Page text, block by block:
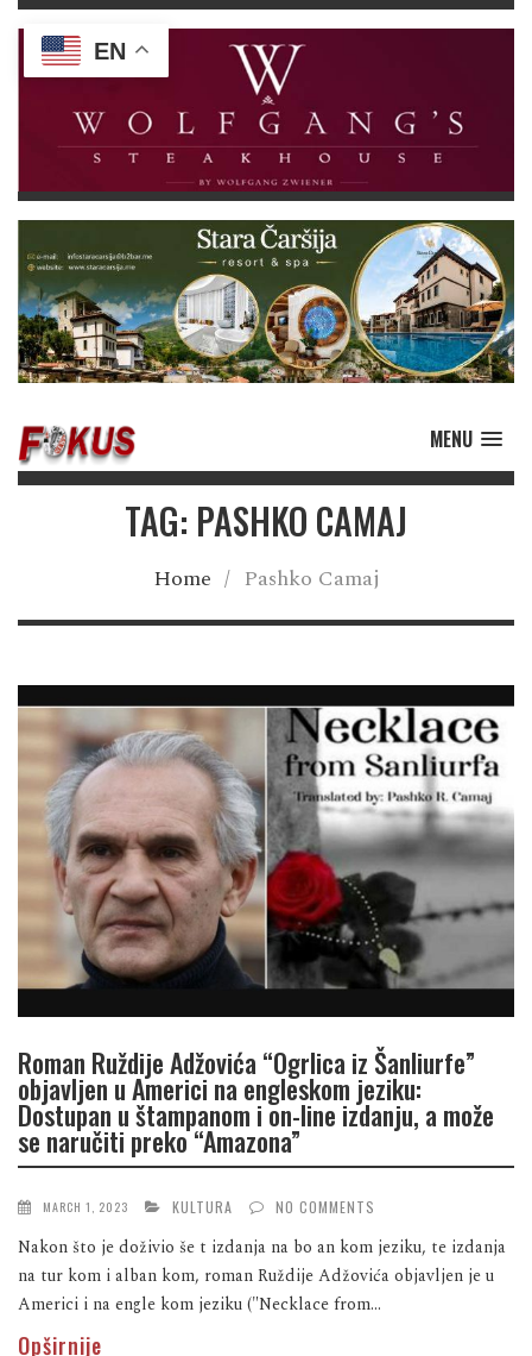
MENU
TAG: PASHKO CAMAJ
Home / Pashko Camaj
Roman Ruždije Adžovića “Ogrlica iz Šanliurfe”
objavljen u Americi na engleskom jeziku:
Dostupan u štampanom i on-line izdanju, a može
se naručiti preko “Amazona”
MARCH 1, 2023 KULTURA NO COMMENTS
Nakon što je doživio še t izdanja na bo an kom jeziku, te izdanja
na tur kom i alban kom, roman Ruždije Adžovića objavljen je u
Americi i na engle kom jeziku ("Necklace from...
Opširnije
EN